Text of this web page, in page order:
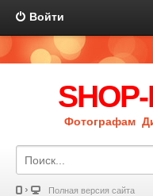
Войти
Фотографам
Полная версия сайта